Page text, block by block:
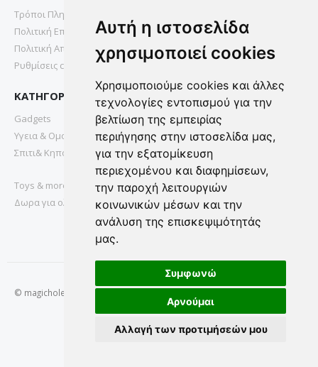
Αυτή η ιστοσελίδα
χρησιμοποιεί cookies
Χρησιμοποιούμε cookies και άλλες
τεχνολογίες εντοπισμού για την
βελτίωση της εμπειρίας
περιήγησης στην ιστοσελίδα μας,
για την εξατομίκευση
περιεχομένου και διαφημίσεων,
την παροχή λειτουργιών
κοινωνικών μέσων και την
ανάλυση της επισκεψιμότητάς
μας.
Συμφωνώ
Αρνούμαι
Αλλαγή των προτιμήσεών μου
Τρόποι Πληρωμής
Πολιτική Επιστροφών
Πολιτική Απορρήτου
Ρυθμίσεις cookies
ΚΑΤΗΓΟΡΙΕΣ
Gadgets
Υγεια & Ομορφια
Σπιτι& Κηπος
Toys & more
Δωρα για ολους
© magichole.gr 2022. All Rights Reserved.